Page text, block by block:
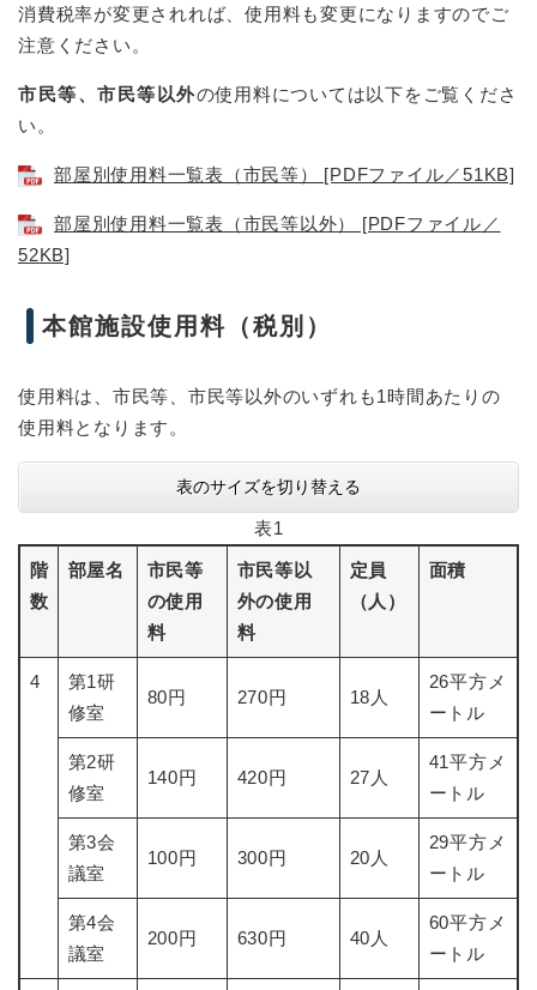
消費税率が変更されれば、使用料も変更になりますのでご
注意ください。
市民等、市民等以外の使用料については以下をご覧くださ
い。
部屋別使用料一覧表（市民等） [PDFファイル／51KB]
部屋別使用料一覧表（市民等以外） [PDFファイル／
52KB]
本館施設使用料（税別）
使用料は、市民等、市民等以外のいずれも1時間あたりの
使用料となります。
表のサイズを切り替える
表1
階
数
部屋名
市民等
の使用
料
市民等以
外の使用
料
定員
（人）
面積
4
第1研
修室
80円 270円 18人
26平方メ
ートル
第2研
修室
140円 420円 27人
41平方メ
ートル
第3会
議室
100円 300円 20人
29平方メ
ートル
第4会
議室
200円 630円 40人
60平方メ
ートル